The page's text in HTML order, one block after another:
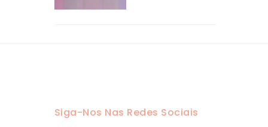
Siga-Nos Nas Redes Sociais